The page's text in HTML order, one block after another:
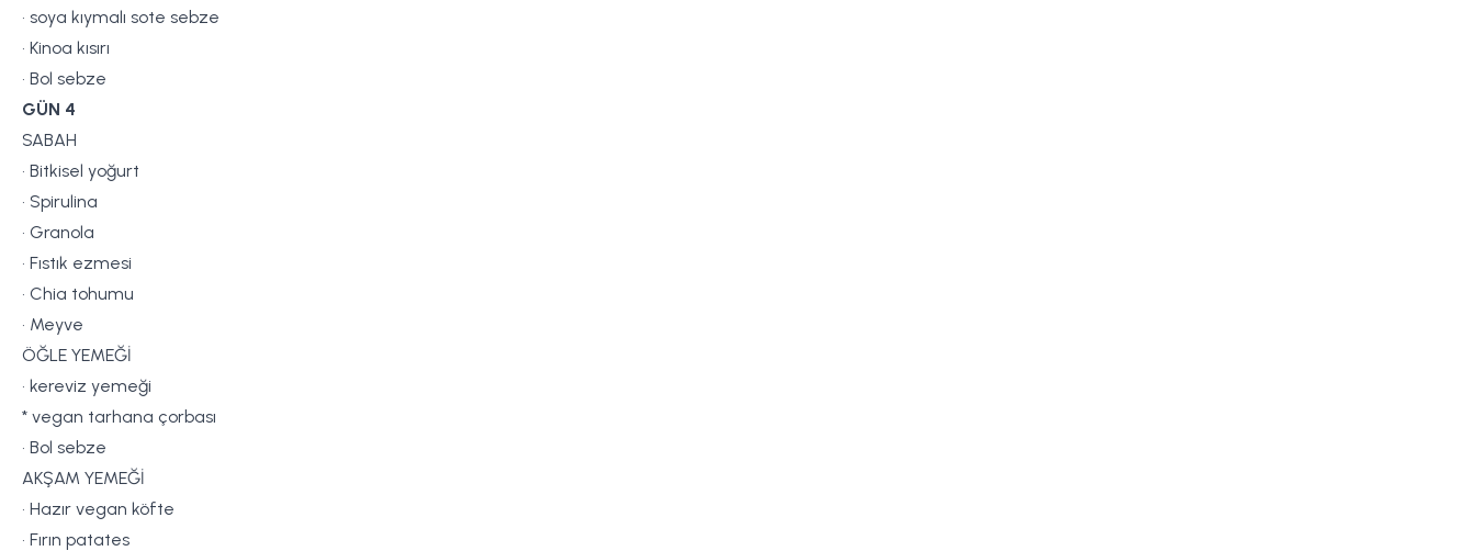
• soya kıymalı sote sebze
• Kinoa kısırı
• Bol sebze
GÜN 4
SABAH
• Bitkisel yoğurt
• Spirulina
• Granola
• Fıstık ezmesi
• Chia tohumu
• Meyve
ÖĞLE YEMEĞİ
• kereviz yemeği
* vegan tarhana çorbası
• Bol sebze
AKŞAM YEMEĞİ
• Hazır vegan köfte
• Fırın patates